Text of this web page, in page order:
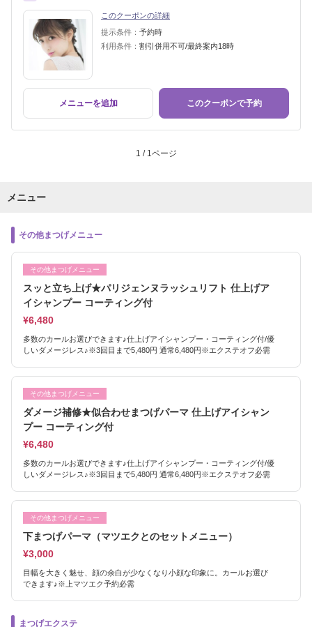
このクーポンの詳細
提示条件： 予約時
利用条件： 割引併用不可/最終案内18時
メニューを追加 このクーポンで予約
1 / 1ページ
メニュー
その他まつげメニュー
その他まつげメニュー
スッと立ち上げ★パリジェンヌラッシュリフト 仕上げア
イシャンプー コーティング付
¥6,480
多数のカールお選びできます♪仕上げアイシャンプー・コーティング付/優
しいダメージレス♪※3回目まで5,480円 通常6,480円※エクステオフ必需
その他まつげメニュー
ダメージ補修★似合わせまつげパーマ 仕上げアイシャン
プー コーティング付
¥6,480
多数のカールお選びできます♪仕上げアイシャンプー・コーティング付/優
しいダメージレス♪※3回目まで5,480円 通常6,480円※エクステオフ必需
その他まつげメニュー
下まつげパーマ（マツエクとのセットメニュー）
¥3,000
目幅を大きく魅せ、顔の余白が少なくなり小顔な印象に。カールお選び
できます♪※上マツエク予約必需
まつげエクステ